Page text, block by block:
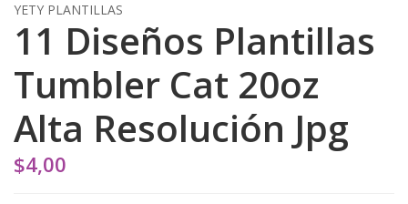
YETY PLANTILLAS
11 Diseños Plantillas
Tumbler Cat 20oz
Alta Resolución Jpg
$4,00